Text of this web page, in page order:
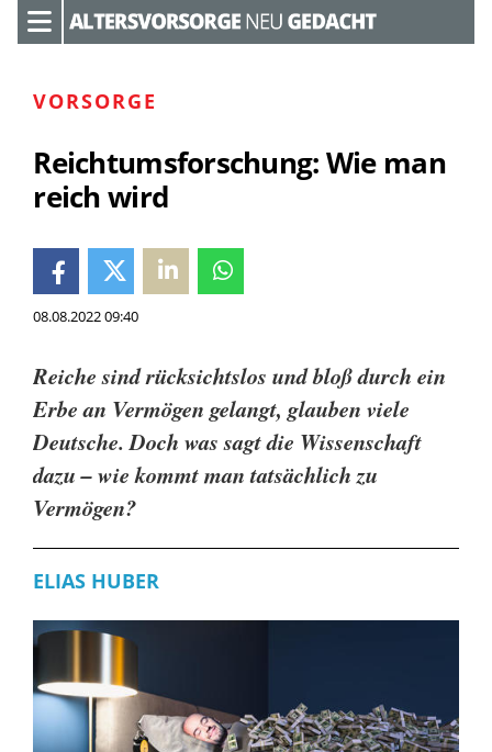
VORSORGE
Reichtumsforschung: Wie man
reich wird
08.08.2022 09:40
Reiche sind rücksichtslos und bloß durch ein
Erbe an Vermögen gelangt, glauben viele
Deutsche. Doch was sagt die Wissenschaft
dazu – wie kommt man tatsächlich zu
Vermögen?
ELIAS HUBER